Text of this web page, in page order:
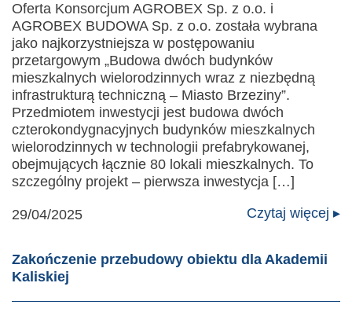
Oferta Konsorcjum AGROBEX Sp. z o.o. i
AGROBEX BUDOWA Sp. z o.o. została wybrana
jako najkorzystniejsza w postępowaniu
przetargowym „Budowa dwóch budynków
mieszkalnych wielorodzinnych wraz z niezbędną
infrastrukturą techniczną – Miasto Brzeziny”.
Przedmiotem inwestycji jest budowa dwóch
czterokondygnacyjnych budynków mieszkalnych
wielorodzinnych w technologii prefabrykowanej,
obejmujących łącznie 80 lokali mieszkalnych. To
szczególny projekt – pierwsza inwestycja […]
29/04/2025 Czytaj więcej ▸
Zakończenie przebudowy obiektu dla Akademii
Kaliskiej